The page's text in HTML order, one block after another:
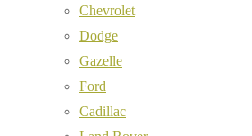
Chevrolet
Dodge
Gazelle
Ford
Cadillac